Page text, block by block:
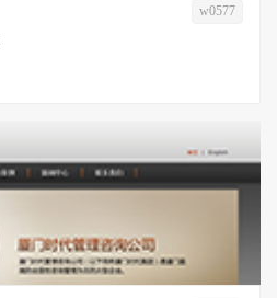
w0577